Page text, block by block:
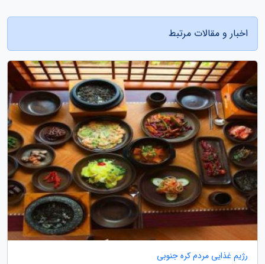
اخبار و مقالات مرتبط
رژیم غذایی مردم کره جنوبی